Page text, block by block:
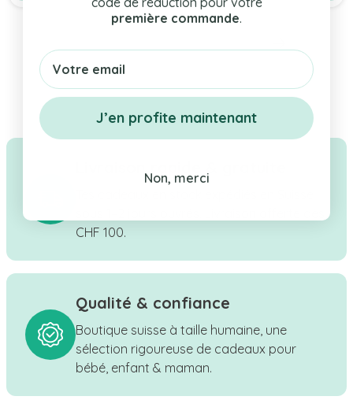
CHF 100.
Qualité & confiance
Boutique suisse à taille humaine, une
sélection rigoureuse de cadeaux pour
bébé, enfant & maman.
première commande.
Email
J’en profite maintenant
Non, merci